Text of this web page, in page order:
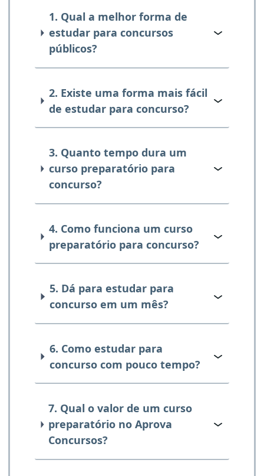
1. Qual a melhor forma de
estudar para concursos
públicos?
2. Existe uma forma mais fácil
de estudar para concurso?
3. Quanto tempo dura um
curso preparatório para
concurso?
4. Como funciona um curso
preparatório para concurso?
5. Dá para estudar para
concurso em um mês?
6. Como estudar para
concurso com pouco tempo?
7. Qual o valor de um curso
preparatório no Aprova
Concursos?